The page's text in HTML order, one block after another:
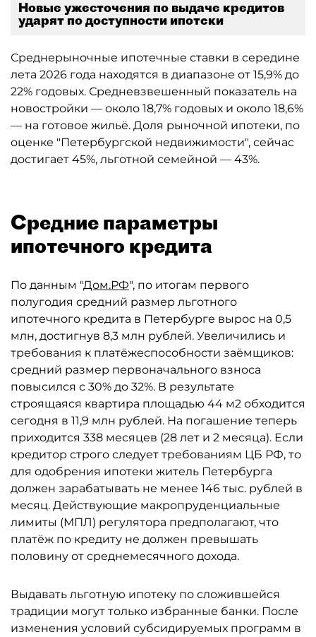
Новые ужесточения по выдаче кредитов
ударят по доступности ипотеки
Среднерыночные ипотечные ставки в середине
лета 2026 года находятся в диапазоне от 15,9% до
22% годовых. Средневзвешенный показатель на
новостройки — около 18,7% годовых и около 18,6%
— на готовое жильё. Доля рыночной ипотеки, по
оценке "Петербургской недвижимости", сейчас
достигает 45%, льготной семейной — 43%.
Средние параметры
ипотечного кредита
По данным "Дом.РФ", по итогам первого
полугодия средний размер льготного
ипотечного кредита в Петербурге вырос на 0,5
млн, достигнув 8,3 млн рублей. Увеличились и
требования к платёжеспособности заёмщиков:
средний размер первоначального взноса
повысился с 30% до 32%. В результате
строящаяся квартира площадью 44 м2 обходится
сегодня в 11,9 млн рублей. На погашение теперь
приходится 338 месяцев (28 лет и 2 месяца). Если
кредитор строго следует требованиям ЦБ РФ, то
для одобрения ипотеки житель Петербурга
должен зарабатывать не менее 146 тыс. рублей в
месяц. Действующие макропруденциальные
лимиты (МПЛ) регулятора предполагают, что
платёж по кредиту не должен превышать
половину от среднемесячного дохода.
Выдавать льготную ипотеку по сложившейся
традиции могут только избранные банки. После
изменения условий субсидируемых программ в